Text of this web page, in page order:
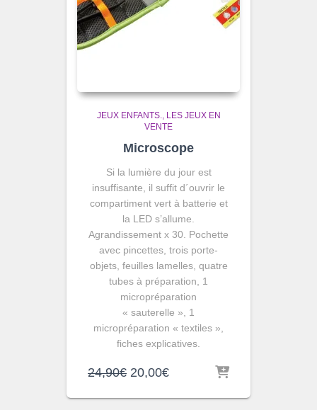
JEUX ENFANTS.
LES JEUX EN
VENTE
Microscope
Si la lumière du jour est
insuffisante, il suffit d´ouvrir le
compartiment vert à batterie et
la LED s’allume.
Agrandissement x 30. Pochette
avec pincettes, trois porte-
objets, feuilles lamelles, quatre
tubes à préparation, 1
micropréparation
« sauterelle », 1
micropréparation « textiles »,
fiches explicatives.
24,90€ Le
initial
20,00€Le
actuel